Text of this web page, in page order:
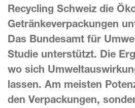
Recycling Schweiz die
Getränkeverpackungen
Das Bundesamt für
Studie unterstützt. Die
wo sich
lassen. Am meisten
den Verpackungen,